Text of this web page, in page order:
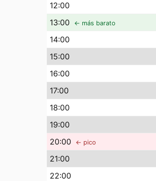
12:00
13:00 ← más barato
14:00
15:00
16:00
17:00
18:00
19:00
20:00 ← pico
21:00
22:00